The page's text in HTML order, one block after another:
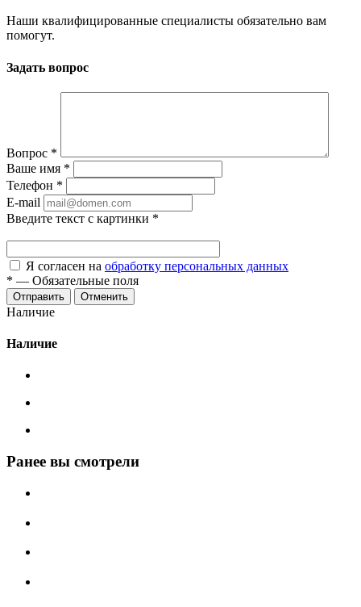
Наши квалифицированные специалисты обязательно вам
помогут.
Задать вопрос
Вопрос *
Ваше имя *
Телефон *
E-mail
Введите текст с картинки *
Я согласен на обработку персональных данных
* — Обязательные поля
Отменить
Наличие
Наличие
Ранее вы смотрели